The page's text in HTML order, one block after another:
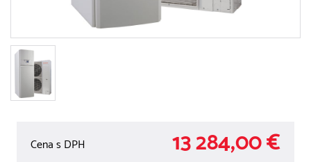
Cena s DPH 13 284,00 €